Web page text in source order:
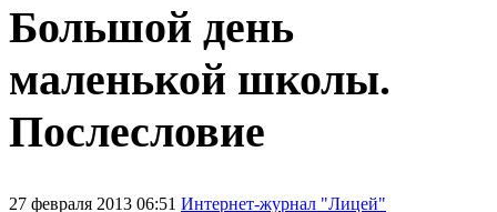
Большой день
маленькой школы.
Послесловие
27 февраля 2013 06:51 Интернет-журнал "Лицей"